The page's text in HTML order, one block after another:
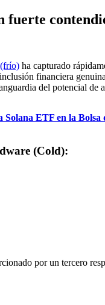
ha capturado
financiera
del potencial de
ETF en la Bolsa
(Cold):
por un tercero